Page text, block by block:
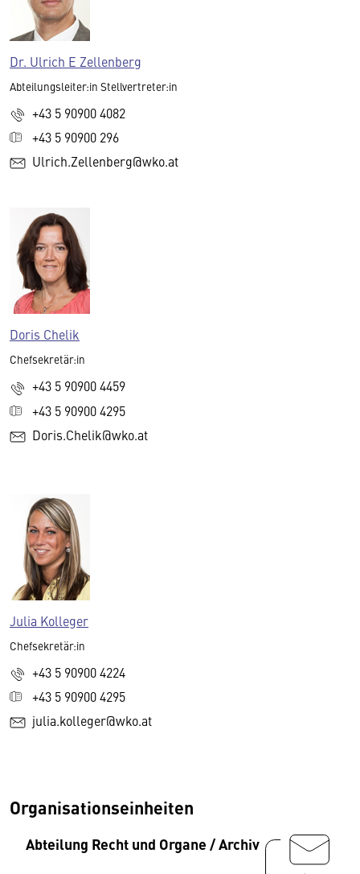
Dr. Ulrich E Zellenberg
Abteilungsleiter:in Stellvertreter:in
+43 5 90900 4082
+43 5 90900 296
Ulrich.Zellenberg@wko.at
Doris Chelik
Chefsekretär:in
+43 5 90900 4459
+43 5 90900 4295
Doris.Chelik@wko.at
Julia Kolleger
Chefsekretär:in
+43 5 90900 4224
+43 5 90900 4295
julia.kolleger@wko.at
Organisationseinheiten
Abteilung Recht und Organe / Archiv